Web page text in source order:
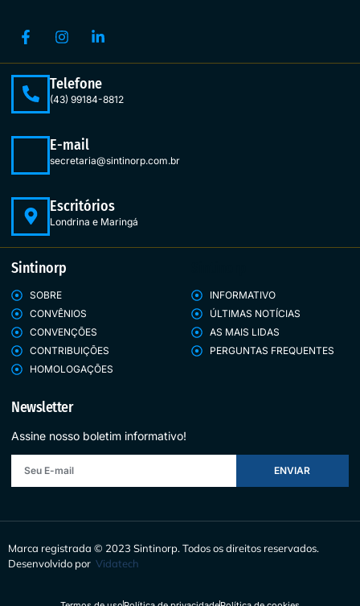
Telefone
(43) 99184-8812
E-mail
secretaria@sintinorp.com.br
Escritórios
Londrina e Maringá
Sintinorp
SOBRE
CONVÊNIOS
CONVENÇÕES
CONTRIBUIÇÕES
HOMOLOGAÇÕES
INFORMATIVO
ÚLTIMAS NOTÍCIAS
AS MAIS LIDAS
PERGUNTAS FREQUENTES
Newsletter
Assine nosso boletim informativo!
ENVIAR
Marca registrada © 2023 Sintinorp. Todos os direitos reservados.
Desenvolvido por Vidatech